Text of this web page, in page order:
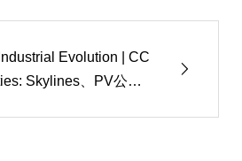
Evolution | CC
Skylines、PV公